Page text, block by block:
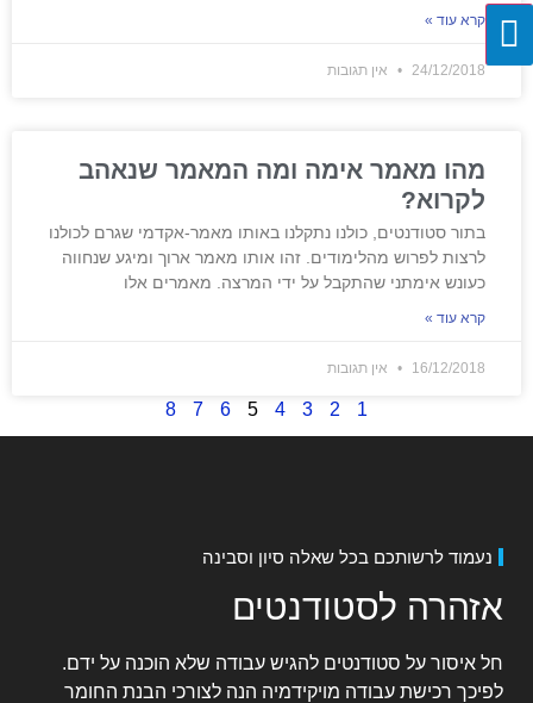
קרא עוד »
24/12/2018 אין תגובות
מהו מאמר אימה ומה המאמר שנאהב
לקרוא?
בתור סטודנטים, כולנו נתקלנו באותו מאמר-אקדמי שגרם לכולנו
לרצות לפרוש מהלימודים. זהו אותו מאמר ארוך ומיגע שנחווה
כעונש אימתני שהתקבל על ידי המרצה. מאמרים אלו
קרא עוד »
16/12/2018 אין תגובות
1
2
3
4
5
6
7
8
נעמוד לרשותכם בכל שאלה סיון וסבינה
אזהרה לסטודנטים
חל איסור על סטודנטים להגיש עבודה שלא הוכנה על ידם.
לפיכך רכישת עבודה מויקידמיה הנה לצורכי הבנת החומר